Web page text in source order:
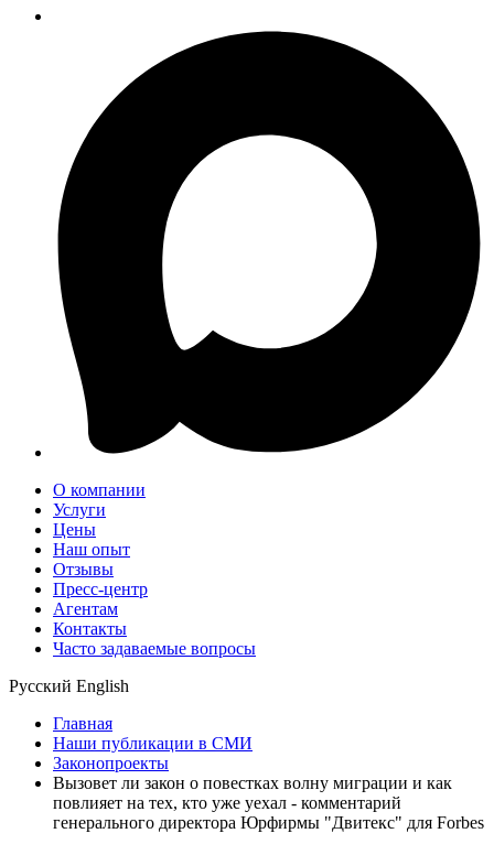
О компании
Услуги
Цены
Наш опыт
Отзывы
Пресс-центр
Агентам
Контакты
Часто задаваемые вопросы
Русский English
Главная
Наши публикации в СМИ
Законопроекты
Вызовет ли закон о повестках волну миграции и как
повлияет на тех, кто уже уехал - комментарий
генерального директора Юрфирмы "Двитекс" для Forbes